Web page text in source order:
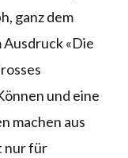
ganz dem
Ausdruck «Die
und eine
machen aus
nur für